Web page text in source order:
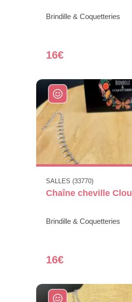
Brindille & Coquetteries
16€
SALLES (33770)
Chaîne cheville Clou
Brindille & Coquetteries
16€